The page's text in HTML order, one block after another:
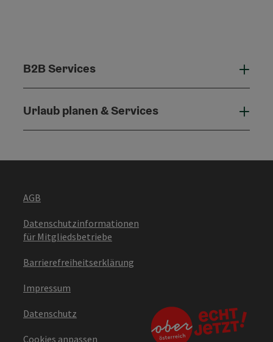
B2B Services
Urlaub planen & Services
AGB
Datenschutzinformationen
für Mitgliedsbetriebe
Barrierefreiheitserklärung
Impressum
Datenschutz
Cookies anpassen